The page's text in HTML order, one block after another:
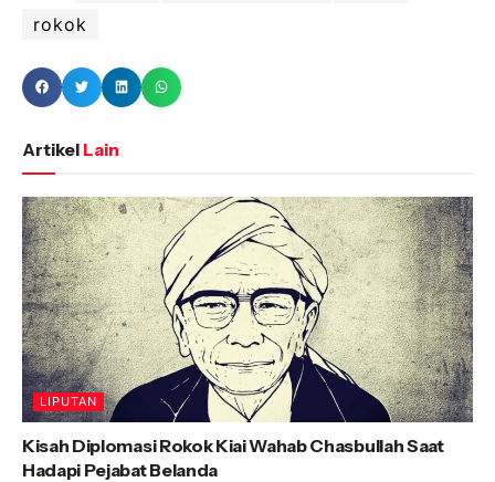
rokok
Artikel Lain
LIPUTAN
Kisah Diplomasi Rokok Kiai Wahab Chasbullah Saat
Hadapi Pejabat Belanda